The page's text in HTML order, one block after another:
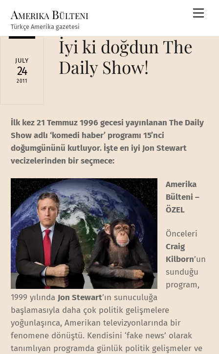
content
Amerika Bülteni
Türkçe Amerika gazetesi
JULY
24
2011
İyi ki doğdun The
Daily Show!
İlk kez 21 Temmuz 1996 gecesi yayınlanan The Daily
Show adlı ‘komedi haber’ programı 15’nci
doğumgününü kutluyor. İşte en iyi Jon Stewart
vecizelerinden bir seçmece:
Amerika
Bülteni –
ÖZEL
Önceleri
Craig
Kilborn’un
sunduğu
program,
1999 yılında Jon Stewart’ın sunuculuğa
başlamasıyla daha çok politik gelişmelere
yoğunlaşınca, Amerikan televizyonlarında bir
fenomene dönüştü. Kendisini ‘fake news’ olarak
tanımlıyan programda günlük politik gelişmeler ve